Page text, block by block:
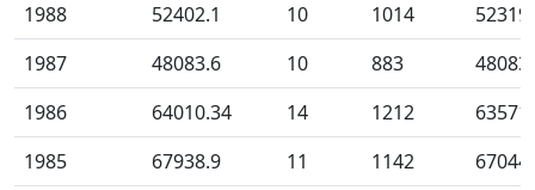
1988
52402.1 10 1014
1987
48083.6 10 883
1986
64010.34 14 1212
1985
67938.9 11 1142